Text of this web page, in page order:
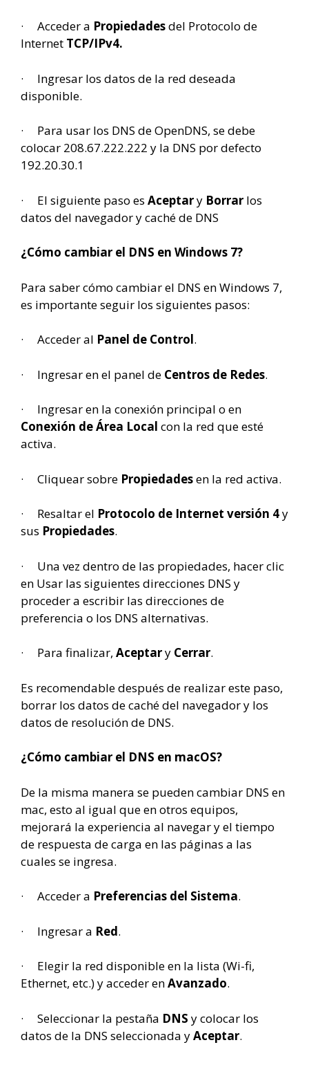
· Acceder a Propiedadesdel Protocolo de
Internet TCP/IPv4.
· Ingresar los datos de la red deseada
disponible.
· Para usar los DNS de OpenDNS, se debe
colocar 208.67.222.222 y la DNS por defecto
192.20.30.1
· El siguiente paso es Aceptary Borrar los
datos del navegador y caché de DNS
¿Cómo cambiar el DNS en Windows 7?
Para saber cómo cambiar el DNS en Windows 7,
es importante seguir los siguientes pasos:
· Acceder al Panel de Control.
· Ingresar en el panel de Centros de Redes.
· Ingresar en la conexión principal o en
Conexión de Área Local con la red que esté
activa.
· Cliquear sobre Propiedadesen la red activa.
· Resaltar el Protocolo de Internet versión 4y
sus Propiedades.
· Una vez dentro de las propiedades, hacer clic
en Usar las siguientes direcciones DNS y
proceder a escribir las direcciones de
preferencia o los DNS alternativas.
· Para finalizar, Aceptary Cerrar.
Es recomendable después de realizar este paso,
borrar los datos de caché del navegador y los
datos de resolución de DNS.
¿Cómo cambiar el DNS en macOS?
De la misma manera se pueden cambiar DNS en
mac, esto al igual que en otros equipos,
mejorará la experiencia al navegar y el tiempo
de respuesta de carga en las páginas a las
cuales se ingresa.
· Acceder a Preferencias del Sistema.
· Ingresar a Red.
· Elegir la red disponible en la lista (Wi-fi,
Ethernet, etc.) y acceder enAvanzado.
· Seleccionar la pestaña DNS y colocar los
datos de la DNS seleccionada yAceptar.